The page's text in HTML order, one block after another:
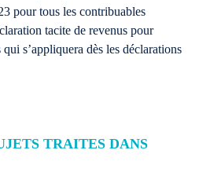
pour tous les contribuables
tacite de revenus pour
s’appliquera dès les déclarations
TRAITES DANS